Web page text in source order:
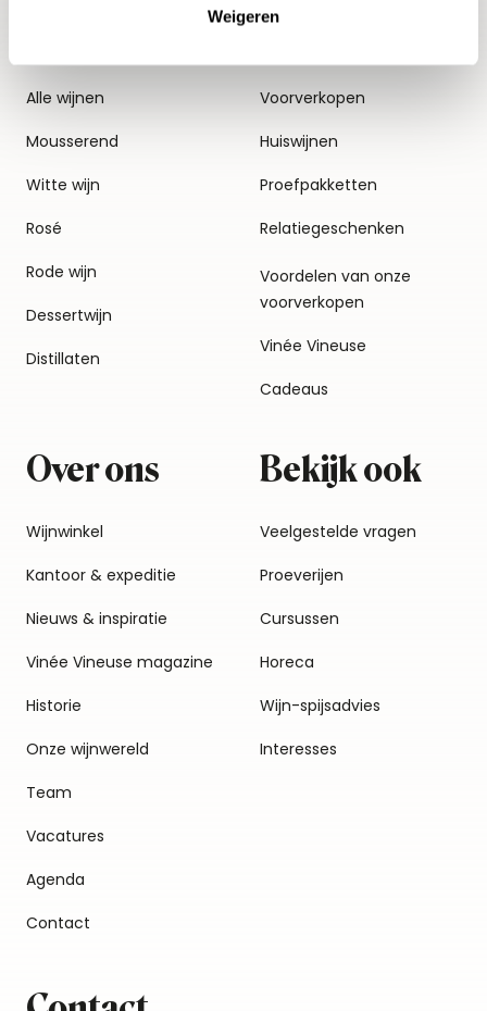
Weigeren
Alle wijnen
Mousserend
Witte wijn
Rosé
Rode wijn
Dessertwijn
Distillaten
Thema's
Voorverkopen
Huiswijnen
Proefpakketten
Relatiegeschenken
Voordelen van onze
voorverkopen
Vinée Vineuse
Cadeaus
Over ons
Wijnwinkel
Kantoor & expeditie
Nieuws & inspiratie
Vinée Vineuse magazine
Historie
Onze wijnwereld
Team
Vacatures
Agenda
Contact
Bekijk ook
Veelgestelde vragen
Proeverijen
Cursussen
Horeca
Wijn-spijsadvies
Interesses